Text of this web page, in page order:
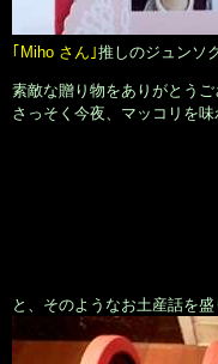
｢Miho さん｣推しのジュンソ
素敵な贈り物をありがとうご
さっそく今夜、マッコリを味
と、そのようなお土産話を盛